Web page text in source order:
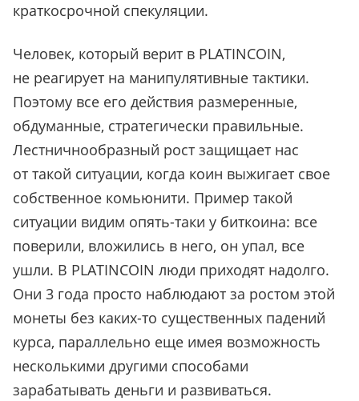
краткосрочной спекуляции.
Человек, который верит в PLATINCOIN,
не реагирует на манипулятивные тактики.
Поэтому все его действия размеренные,
обдуманные, стратегически правильные.
Лестничнообразный рост защищает нас
от такой ситуации, когда коин выжигает свое
собственное комьюнити. Пример такой
ситуации видим опять-таки у биткоина: все
поверили, вложились в него, он упал, все
ушли. В PLATINCOIN люди приходят надолго.
Они 3 года просто наблюдают за ростом этой
монеты без каких-то существенных падений
курса, параллельно еще имея возможность
несколькими другими способами
зарабатывать деньги и развиваться.